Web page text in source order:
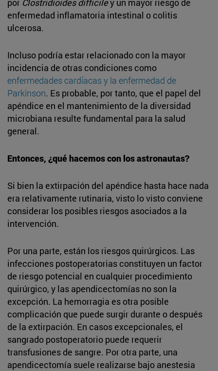
enfermedad inflamatoria intestinal o colitis
ulcerosa.
Incluso podría estar relacionado con la mayor
incidencia de otras condiciones como
enfermedades cardíacas y la enfermedad de
Parkinson. Es probable, por tanto, que el papel del
apéndice en el mantenimiento de la diversidad
microbiana resulte fundamental para la salud
general.
Entonces, ¿qué hacemos con los astronautas?
Si bien la extirpación del apéndice hasta hace nada
era relativamente rutinaria, visto lo visto conviene
considerar los posibles riesgos asociados a la
intervención.
Por una parte, están los riesgos quirúrgicos. Las
infecciones postoperatorias constituyen un factor
de riesgo potencial en cualquier procedimiento
quirúrgico, y las apendicectomías no son la
excepción. La hemorragia es otra posible
complicación que puede surgir durante o después
de la extirpación. En casos excepcionales, el
sangrado postoperatorio puede requerir
transfusiones de sangre. Por otra parte, una
apendicectomía suele realizarse bajo anestesia